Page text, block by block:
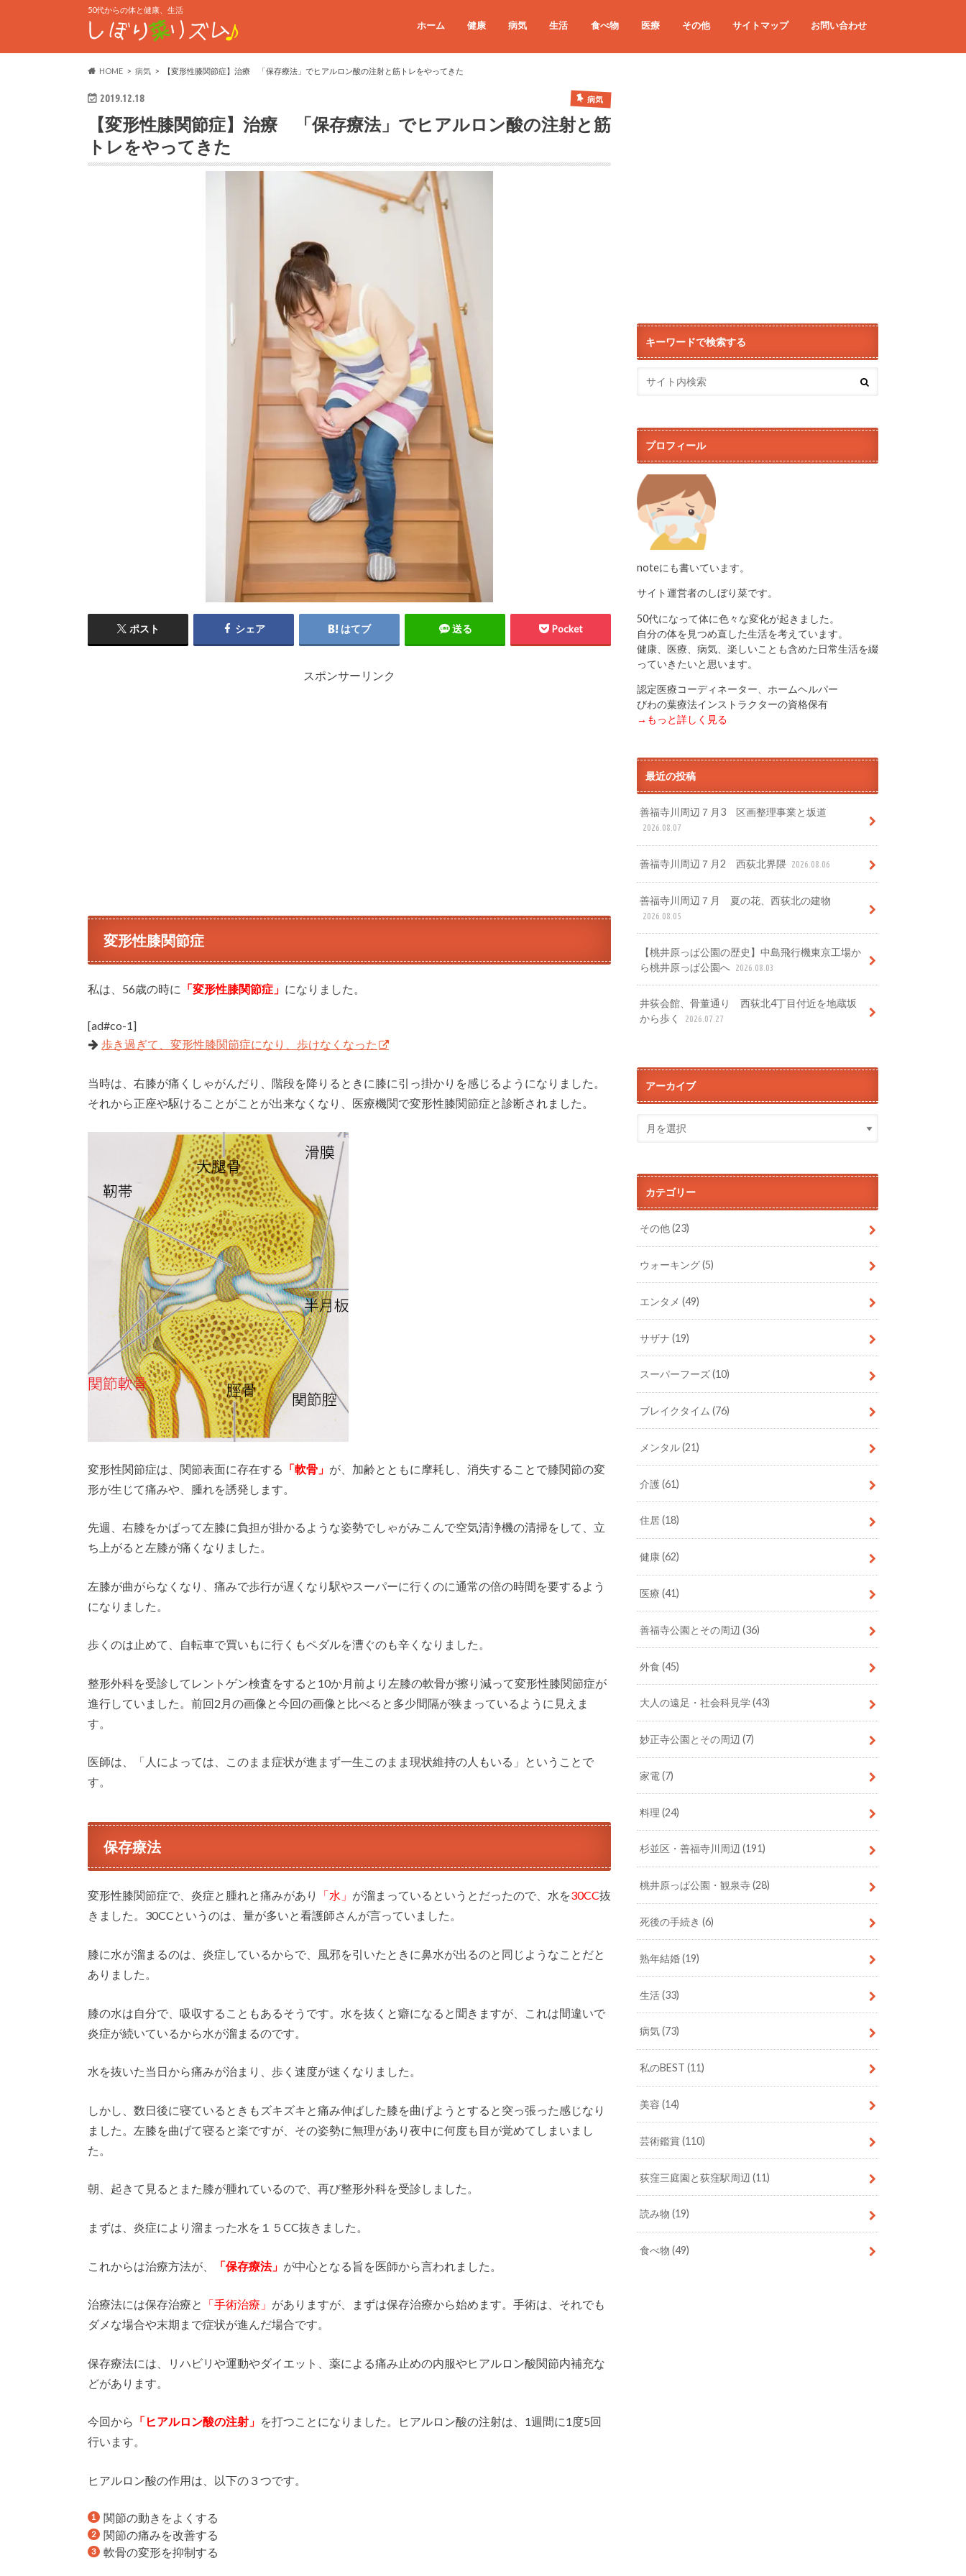
50代からの体と健康、生活
ホーム 健康 病気 生活 食べ物 医療 その他 サイトマップ お問い合わせ
HOME 病気 【変形性膝関節症】治療 「保存療法」でヒアルロン酸の注射と筋トレをやってきた
2019.12.18 病気
【変形性膝関節症】治療 「保存療法」でヒアルロン酸の注射と筋
トレをやってきた
ポスト シェア はてブ 送る Pocket
スポンサーリンク
変形性膝関節症
私は、56歳の時に 「変形性膝関節症」 になりました。
[ad#co-1]
歩き過ぎて、変形性膝関節症になり、歩けなくなった
当時は、右膝が痛くしゃがんだり、階段を降りるときに膝に引っ掛かりを感じるようになりました。
それから正座や駆けることがことが出来なくなり、医療機関で変形性膝関節症と診断されました。
変形性関節症は、関節表面に存在する 「軟骨」 が、加齢とともに摩耗し、消失することで膝関節の変
形が生じて痛みや、腫れを誘発します。
先週、右膝をかばって左膝に負担が掛かるような姿勢でしゃがみこんで空気清浄機の清掃をして、立
ち上がると左膝が痛くなりました。
左膝が曲がらなくなり、痛みで歩行が遅くなり駅やスーパーに行くのに通常の倍の時間を要するよう
になりました。
歩くのは止めて、自転車で買いもに行くもペダルを漕ぐのも辛くなりました。
整形外科を受診してレントゲン検査をすると10か月前より左膝の軟骨が擦り減って変形性膝関節症が
進行していました。前回2月の画像と今回の画像と比べると多少間隔が狭まっているように見えま
す。
医師は、「人によっては、このまま症状が進まず一生このまま現状維持の人もいる」ということで
す。
保存療法
変形性膝関節症で、炎症と腫れと痛みがあり 「水」 が溜まっているというとだったので、水を30CC抜
きました。30CCというのは、量が多いと看護師さんが言っていました。
膝に水が溜まるのは、炎症しているからで、風邪を引いたときに鼻水が出るのと同じようなことだと
ありました。
膝の水は自分で、吸収することもあるそうです。水を抜くと癖になると聞きますが、これは間違いで
炎症が続いているから水が溜まるのです。
水を抜いた当日から痛みが治まり、歩く速度が速くなりました。
しかし、数日後に寝ているときもズキズキと痛み伸ばした膝を曲げようとすると突っ張った感じなり
ました。左膝を曲げて寝ると楽ですが、その姿勢に無理があり夜中に何度も目が覚めてしまいまし
た。
朝、起きて見るとまた膝が腫れているので、再び整形外科を受診しました。
まずは、炎症により溜まった水を１５CC抜きました。
これからは治療方法が、 「保存療法」 が中心となる旨を医師から言われました。
治療法には保存治療と 「手術治療」 がありますが、まずは保存治療から始めます。手術は、それでも
ダメな場合や末期まで症状が進んだ場合です。
保存療法には、リハビリや運動やダイエット、薬による痛み止めの内服やヒアルロン酸関節内補充な
どがあります。
今回から 「ヒアルロン酸の注射」 を打つことになりました。ヒアルロン酸の注射は、1週間に1度5回
行います。
ヒアルロン酸の作用は、以下の３つです。
関節の動きをよくする
関節の痛みを改善する
軟骨の変形を抑制する
キーワードで検索する
プロフィール
noteにも書いています。
サイト運営者のしぼり菜です。
50代になって体に色々な変化が起きました。
自分の体を見つめ直した生活を考えています。
健康、医療、病気、楽しいことも含めた日常生活を綴
っていきたいと思います。
認定医療コーディネーター、ホームヘルパー
びわの葉療法インストラクターの資格保有
→もっと詳しく見る
最近の投稿
善福寺川周辺７月3 区画整理事業と坂道
2026.08.07
善福寺川周辺７月2 西荻北界隈 2026.08.06
善福寺川周辺７月 夏の花、西荻北の建物
2026.08.05
【桃井原っぱ公園の歴史】中島飛行機東京工場か
ら桃井原っぱ公園へ 2026.08.03
井荻会館、骨董通り 西荻北4丁目付近を地蔵坂
から歩く
2026.07.27
アーカイブ
カテゴリー
その他(23)
ウォーキング(5)
エンタメ(49)
サザナ(19)
スーパーフーズ(10)
ブレイクタイム(76)
メンタル(21)
介護(61)
住居(18)
健康(62)
医療(41)
善福寺公園とその周辺(36)
外食(45)
大人の遠足・社会科見学(43)
妙正寺公園とその周辺(7)
家電(7)
料理(24)
杉並区・善福寺川周辺(191)
桃井原っぱ公園・観泉寺(28)
死後の手続き(6)
熟年結婚(19)
生活(33)
病気(73)
私のBEST(11)
美容(14)
芸術鑑賞(110)
荻窪三庭園と荻窪駅周辺(11)
読み物(19)
食べ物(49)